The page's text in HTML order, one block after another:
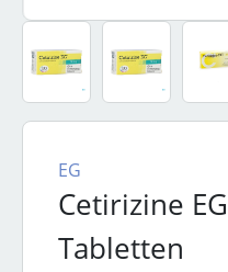
Cetirizine
Tabletten
EG